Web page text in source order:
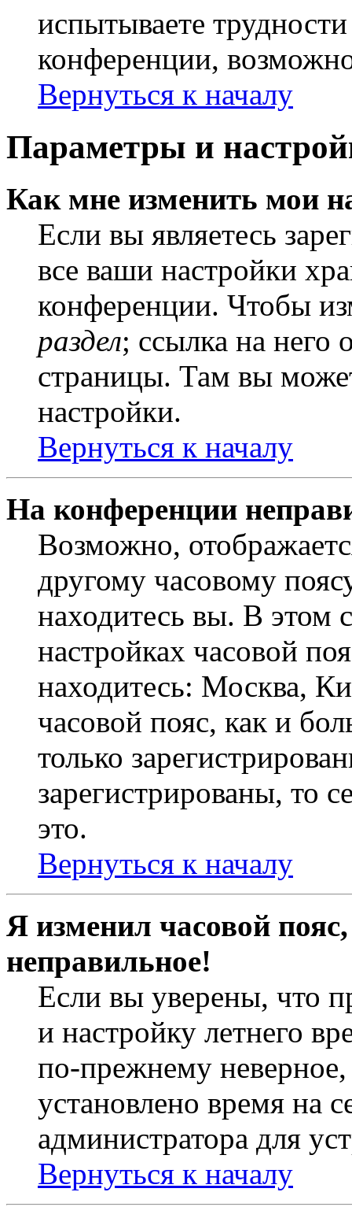
испытываете
конференции,
Вернуться к началу
Параметры и
Как мне изменить мои
Если вы являетесь
все ваши настройки
конференции. Чтобы
раздел; ссылка на него
страницы. Там вы
настройки.
Вернуться к началу
На конференции
Возможно,
другому часовому
находитесь вы. В этом
настройках часовой
находитесь: Москва,
часовой пояс, как и
только
зарегистрированы, то
это.
Вернуться к началу
Я изменил часовой
неправильное!
Если вы уверены, что
и настройку летнего
по-прежнему неверное,
установлено время на
администратора для
Вернуться к началу